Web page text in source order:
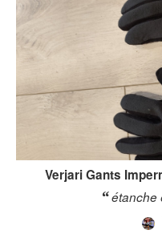
VerjariGants
étanche